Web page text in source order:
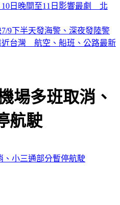
日晚間至11日影響最劇 北
9下半天發海警、深夜發陸警
近台灣 航空、船班、公路最新
場多班取消、
航駛